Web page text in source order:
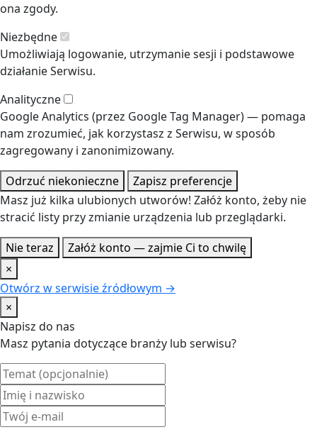
ona zgody.
Niezbędne
Umożliwiają logowanie, utrzymanie sesji i podstawowe
działanie Serwisu.
Analityczne
Google Analytics (przez Google Tag Manager) — pomaga
nam zrozumieć, jak korzystasz z Serwisu, w sposób
zagregowany i zanonimizowany.
Odrzuć niekonieczne
Zapisz preferencje
Masz już kilka ulubionych utworów! Załóż konto, żeby nie
stracić listy przy zmianie urządzenia lub przeglądarki.
Nie teraz
Załóż konto — zajmie Ci to chwilę
×
Otwórz w serwisie źródłowym →
×
Napisz do nas
Masz pytania dotyczące branży lub serwisu?